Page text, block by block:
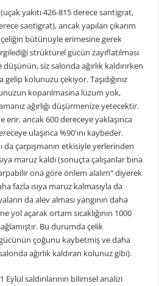
yakıtı 426-815 derece santigrat,
santigrat), ancak yapılan çıkarım
bütünüyle erimesine gerek
strüktürel gücün zayıflatılması
siz salonda ağırlık kaldırırken
gelip kolunuzu çekiyor. Taşıdığınız
koparılmasına lüzum yok,
ağırlığı düşürmenize yetecektir.
erir, ancak 600 dereceye yaklaşınca
ulaşınca %90'ını kaybeder.
da çarpışmanın etkisiyle yerlerinden
maruz kaldı (sonuçta çalışanlar bina
ona göre önlem alalım" diyerek
fazla ısıya maruz kalmasıyla da
da alev alması yangının daha
yol açarak ortam sıcaklığının 1000
Bu durumda çelik
çoğunu kaybetmiş ve daha
ağırlık kaldıran kolunuz gibi).